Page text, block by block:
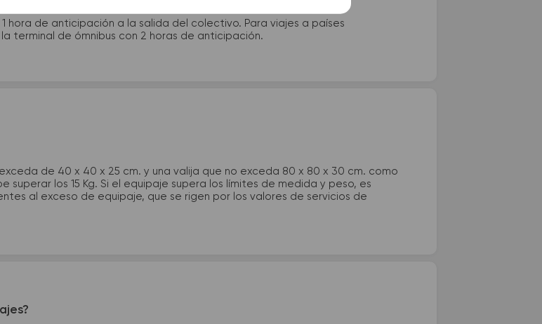
hora de anticipación a la salida del colectivo. Para viajes a países
terminal de ómnibus con 2 horas de anticipación.
de 40 x 40 x 25 cm. y una valija que no exceda 80 x 80 x 30 cm. como
los 15 Kg. Si el equipaje supera los límites de medida y peso, es
al exceso de equipaje, que se rigen por los valores de servicios de